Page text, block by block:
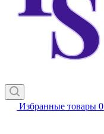
Избранные товары 0